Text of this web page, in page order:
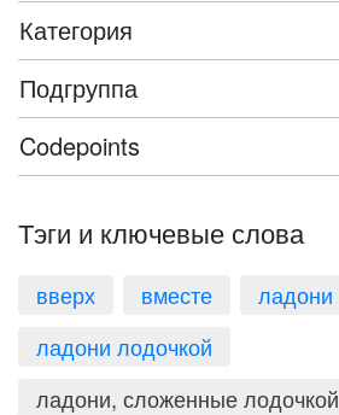
Категория
Подгруппа
Codepoints
Тэги и ключевые слова
вверх вместе
ладони
ладони лодочкой
ладони, сложенные лодочкой